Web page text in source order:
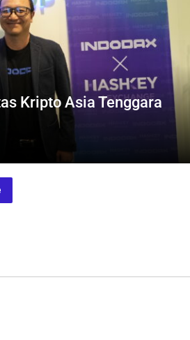
Kripto Asia Tenggara